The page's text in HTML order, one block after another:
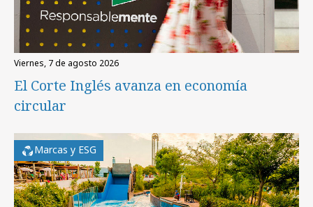
viernes, 7 de agosto 2026
El Corte Inglés avanza en economía
circular
Marcas y ESG